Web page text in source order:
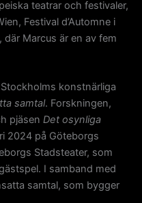
teatrar och festivaler,
Festival d’Automne i
där Marcus är en av fem
konstnärliga
samtal. Forskningen,
pjäsen Det osynliga
2024 på Göteborgs
Stadsteater, som
I samband med
samtal, som bygger